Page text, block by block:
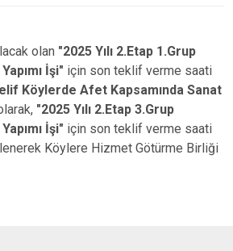
Hemşin
İyidere
olan "2025 Yılı 2.Etap 1.Grup
İşi" için son teklif verme saati
Köylerde Afet Kapsamında Sanat
"2025 Yılı 2.Etap 3.Grup
İşi" için son teklif verme saati
Köylere Hizmet Götürme Birliği